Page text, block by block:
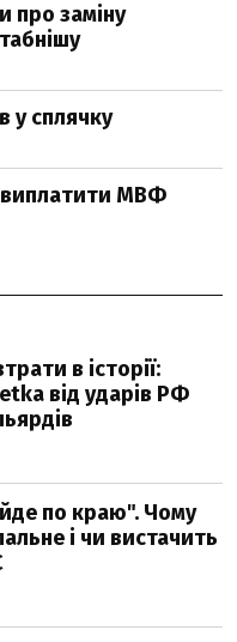
про заміну
у сплячку
виплатити МВФ
в історії:
від ударів РФ
по краю". Чому
і чи вистачить